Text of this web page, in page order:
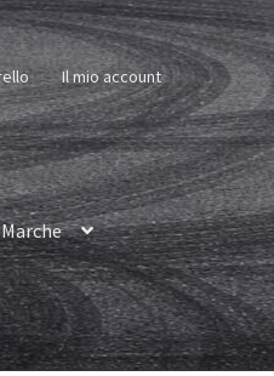
Il mio account
Marche